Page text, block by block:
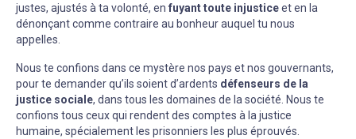
justes, ajustés à ta volonté, en fuyant toute injusticeet en la
dénonçant comme contraire au bonheur auquel tu nous
appelles.
Nous te confions dans ce mystère nos pays et nos gouvernants,
pour te demander qu’ils soient d’ardents défenseurs de la
justice sociale, dans tous les domaines de la société. Nous te
confions tous ceux qui rendent des comptes à la justice
humaine, spécialement les prisonniers les plus éprouvés.